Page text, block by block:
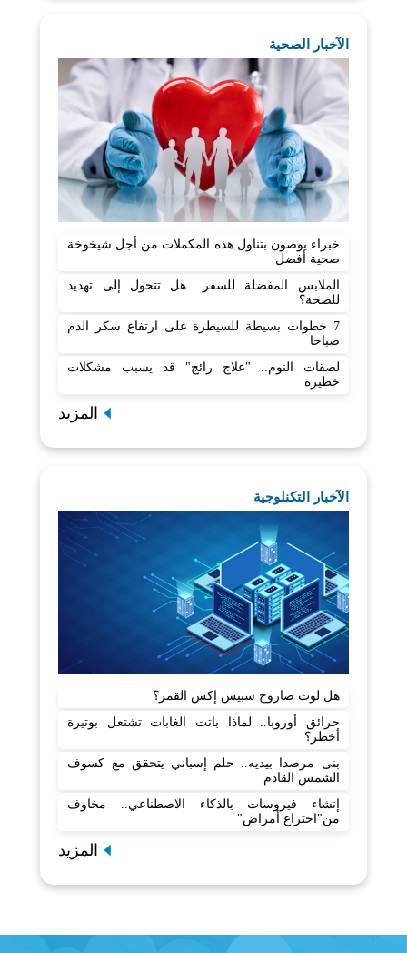
الآخبار الصحية
خبراء يوصون بتناول هذه المكملات من أجل شيخوخة
صحية أفضل
الملابس المفضلة للسفر.. هل تتحول إلى تهديد
للصحة؟
7 خطوات بسيطة للسيطرة على ارتفاع سكر الدم
صباحا
لصقات النوم.. "علاج رائج" قد يسبب مشكلات
خطيرة
المزيد
الآخبار التكنلوجية
هل لوث صاروخ سبيس إكس القمر؟
حرائق أوروبا.. لماذا باتت الغابات تشتعل بوتيرة
أخطر؟
بنى مرصدا بيديه.. حلم إسباني يتحقق مع كسوف
الشمس القادم
إنشاء فيروسات بالذكاء الاصطناعي.. مخاوف
من"اختراع أمراض"
المزيد